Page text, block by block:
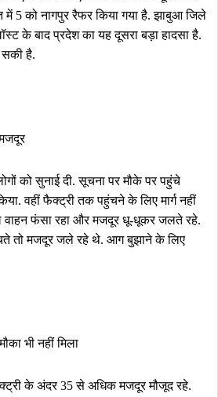
5 को नागपुर रैफर किया गया है. झाबुआ जिले
के बाद प्रदेश का यह दूसरा बड़ा हादसा है.
है.
को सुनाई दी. सूचना पर मौके पर पहुंचे
वहीं फैक्ट्री तक पहुंचने के लिए मार्ग नहीं
फंसा रहा और मजदूर धू-धूकर जलते रहे.
तो मजदूर जले रहे थे. आग बुझाने के लिए
भी नहीं मिला
के अंदर 35 से अधिक मजदूर मौजूद रहे.